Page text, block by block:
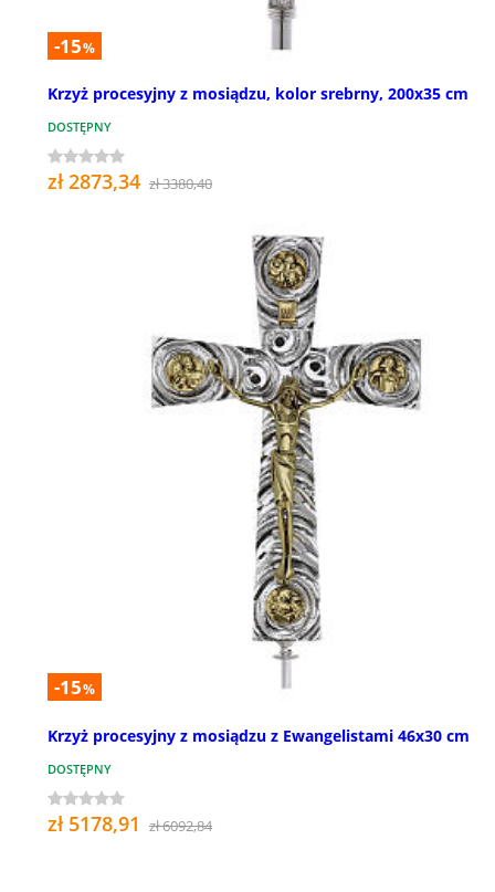
-15%
Krzyż procesyjny z mosiądzu, kolor srebrny, 200x35 cm
DOSTĘPNY
zł 2873,34 zł 3380,40
-15%
Krzyż procesyjny z mosiądzu z Ewangelistami 46x30 cm
DOSTĘPNY
zł 5178,91 zł 6092,84